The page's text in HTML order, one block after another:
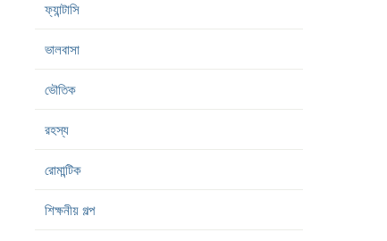
ফ্যান্টাসি
ভালবাসা
ভৌতিক
রহস্য
রোমান্টিক
শিক্ষনীয় গল্প